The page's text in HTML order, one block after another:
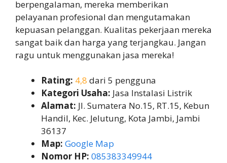
berpengalaman, mereka memberikan
pelayanan profesional dan mengutamakan
kepuasan pelanggan. Kualitas pekerjaan mereka
sangat baik dan harga yang terjangkau. Jangan
ragu untuk menggunakan jasa mereka!
Rating: 4,8 dari 5 pengguna
Kategori Usaha: Jasa Instalasi Listrik
Alamat: Jl. Sumatera No.15, RT.15, Kebun
Handil, Kec. Jelutung, Kota Jambi, Jambi
36137
Map: Google Map
Nomor HP: 085383349944